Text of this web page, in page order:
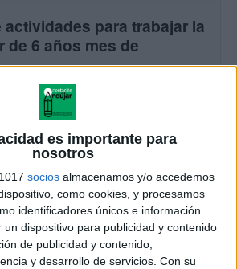
es importante para
nosotros
socios almacenamos y/o accedemos
como cookies, y procesamos
identificadores únicos e información
dispositivo para publicidad y contenido
de publicidad y contenido,
y desarrollo de servicios. Con su
actividades para trabajar la
de 6 años mes de
2017
hace referencia a un proceso
y construcción transaccional
y conocimientos del lector, con
contexto de […]